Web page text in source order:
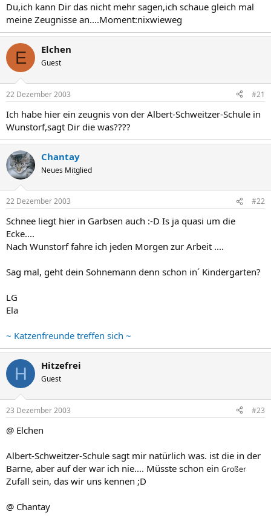
Du,ich kann Dir das nicht mehr sagen,ich schaue gleich mal
meine Zeugnisse an....Moment:nixwieweg
E Elchen
Guest
22 Dezember 2003 #21
Ich habe hier ein zeugnis von der Albert-Schweitzer-Schule in
Wunstorf,sagt Dir die was????
Chantay
Neues Mitglied
22 Dezember 2003 #22
Schnee liegt hier in Garbsen auch :-D Is ja quasi um die
Ecke....
Nach Wunstorf fahre ich jeden Morgen zur Arbeit ....
Sag mal, geht dein Sohnemann denn schon in´ Kindergarten?
LG
Ela
~ Katzenfreunde treffen sich ~
H Hitzefrei
Guest
23 Dezember 2003 #23
@ Elchen
Albert-Schweitzer-Schule sagt mir natürlich was. ist die in der
Barne, aber auf der war ich nie.... Müsste schon ein Großer
Zufall sein, das wir uns kennen ;D
@ Chantay